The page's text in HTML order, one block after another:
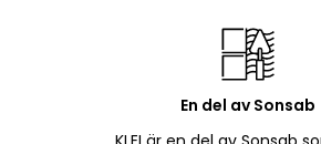
En del av Sonsab